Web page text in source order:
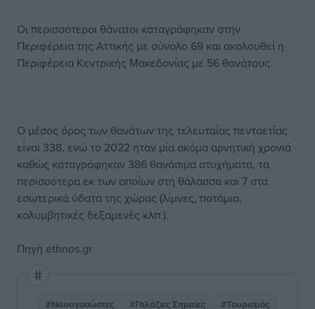
Οι περισσότεροι θάνατοι καταγράφηκαν στην
Περιφέρεια της Αττικής με σύνολο 69 και ακολουθεί η
Περιφέρεια Κεντρικής Μακεδονίας με 56 θανάτους.
Ο μέσος όρος των θανάτων της τελευταίας πενταετίας
είναι 338, ενώ το 2022 ήταν μία ακόμα αρνητική χρονιά
καθώς καταγράφηκαν 386 θανάσιμα ατυχήματα, τα
περισσότερα εκ των οποίων στη θάλασσα και 7 στα
εσωτερικά ύδατα της χώρας (λίμνες, ποτάμια,
κολυμβητικές δεξαμενές κλπ.).
Πηγή ethnos.gr
#Ναυαγοσώστες #Γαλάζιες Σημαίες #Τουρισμός